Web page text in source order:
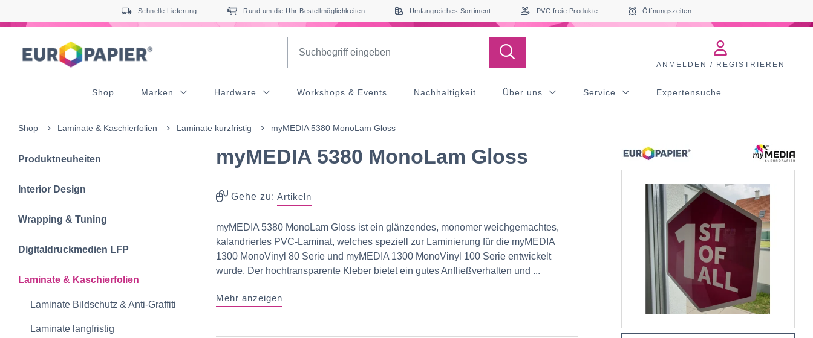
Schnelle Lieferung Rund um die Uhr Bestellmöglichkeiten Umfangreiches Sortiment PVC freie Produkte Öffnungszeiten
ANMELDEN / REGISTRIEREN
Shop Marken Hardware Workshops & Events Nachhaltigkeit Über uns Service Expertensuche
Shop Laminate & Kaschierfolien Laminate kurzfristig myMEDIA 5380 MonoLam Gloss
Produktneuheiten
Interior Design
Wrapping & Tuning
Digitaldruckmedien LFP
Laminate & Kaschierfolien
Laminate Bildschutz & Anti-Graffiti
Laminate langfristig
myMEDIA 5380 MonoLam Gloss
Gehe zu: Artikeln
myMEDIA 5380 MonoLam Gloss ist ein glänzendes, monomer weichgemachtes,
kalandriertes PVC-Laminat, welches speziell zur Laminierung für die myMEDIA
1300 MonoVinyl 80 Serie und myMEDIA 1300 MonoVinyl 100 Serie entwickelt
wurde. Der hochtransparente Kleber bietet ein gutes Anfließverhalten und ...
Mehr anzeigen